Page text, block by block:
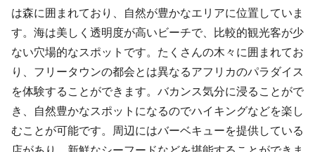
は森に囲まれており、自然が豊かなエリアに位置していま
す。海は美しく透明度が高いビーチで、比較的観光客が少
ない穴場的なスポットです。たくさんの木々に囲まれてお
り、フリータウンの都会とは異なるアフリカのパラダイス
を体験することができます。バカンス気分に浸ることがで
き、自然豊かなスポットになるのでハイキングなどを楽し
むことが可能です。周辺にはバーベキューを提供している